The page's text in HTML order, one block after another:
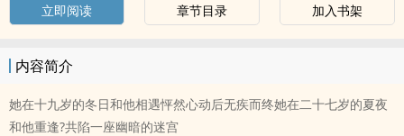
立即阅读
章节目录 加入书架
内容简介
她在十九岁的冬日和他相遇怦然心动后无疾而终她在二十七岁的夏夜
和他重逢?共陷一座幽暗的迷宫